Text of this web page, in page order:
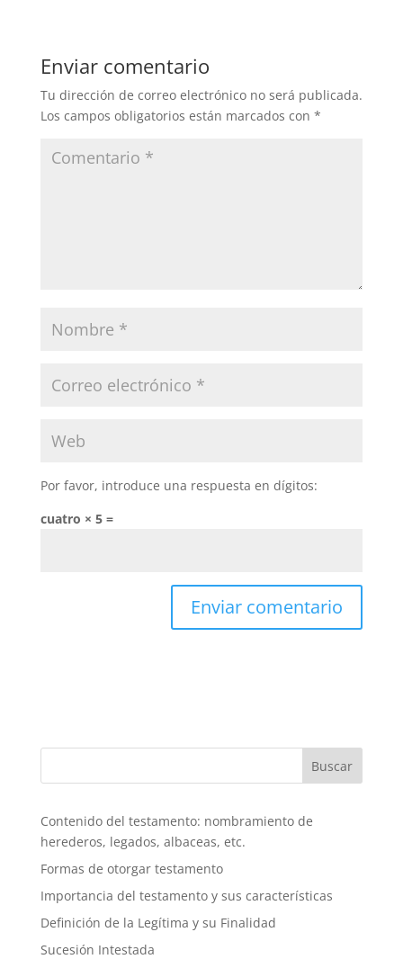
Enviar comentario
Tu dirección de correo electrónico no será publicada.
Los campos obligatorios están marcados con *
Por favor, introduce una respuesta en dígitos:
cuatro × 5 =
Buscar
Contenido del testamento: nombramiento de
herederos, legados, albaceas, etc.
Formas de otorgar testamento
Importancia del testamento y sus características
Definición de la Legítima y su Finalidad
Sucesión Intestada